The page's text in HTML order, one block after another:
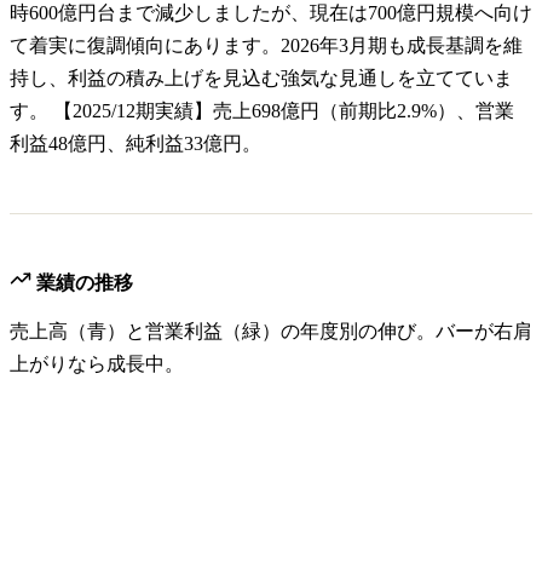
時600億円台まで減少しましたが、現在は700億円規模へ向け
て着実に復調傾向にあります。2026年3月期も成長基調を維
持し、利益の積み上げを見込む強気な見通しを立てていま
す。 【2025/12期実績】売上698億円（前期比2.9%）、営業
利益48億円、純利益33億円。
業績の推移
売上高（青）と営業利益（緑）の年度別の伸び。バーが右肩
上がりなら成長中。